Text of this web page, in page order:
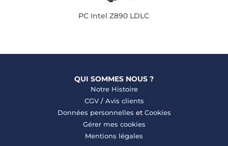
PC Intel Z890 LDLC
QUI SOMMES NOUS ?
Notre Histoire
CGV/ Avis clients
Données personnelles et Cookies
Gérer mes cookies
Mentions légales